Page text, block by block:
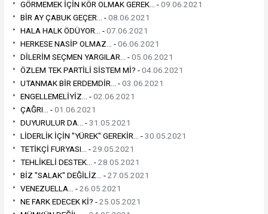
GÖRMEMEK İÇİN KÖR OLMAK GEREK... -09.06.2021
BİR AY ÇABUK GEÇER... -08.06.2021
HALA HALK ÖDÜYOR... -07.06.2021
HERKESE NASİP OLMAZ... -06.06.2021
DİLERİM SEÇMEN YARGILAR... -05.06.2021
ÖZLEM TEK PARTİLİ SİSTEM Mİ? -04.06.2021
UTANMAK BİR ERDEMDİR... -03.06.2021
ENGELLEMELİYİZ... -02.06.2021
ÇAĞRI... -01.06.2021
DUYURULUR DA... -31.05.2021
LİDERLİK İÇİN "YÜREK" GEREKİR... -30.05.2021
TETİKÇİ FURYASI... -29.05.2021
TEHLİKELİ DESTEK... -28.05.2021
BİZ "SALAK" DEĞİLİZ... -27.05.2021
VENEZUELLA... -26.05.2021
NE FARK EDECEK Kİ? -25.05.2021